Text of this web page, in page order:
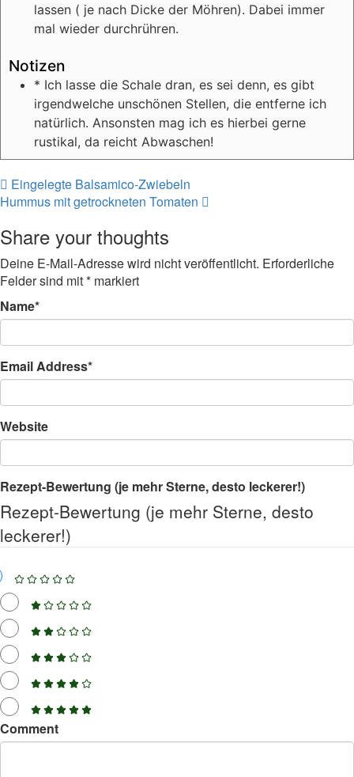
lassen ( je nach Dicke der Möhren). Dabei immer
mal wieder durchrühren.
Notizen
* Ich lasse die Schale dran, es sei denn, es gibt
irgendwelche unschönen Stellen, die entferne ich
natürlich. Ansonsten mag ich es hierbei gerne
rustikal, da reicht Abwaschen!
Beitragsnavigation
Eingelegte Balsamico-Zwiebeln
Hummus mit getrockneten Tomaten
Share your thoughts
Deine E-Mail-Adresse wird nicht veröffentlicht. Erforderliche
Felder sind mit* markiert
Name*
Email Address*
Website
Rezept-Bewertung (je mehr Sterne, desto leckerer!)
Rezept-Bewertung (je mehr Sterne, desto
leckerer!)
Comment